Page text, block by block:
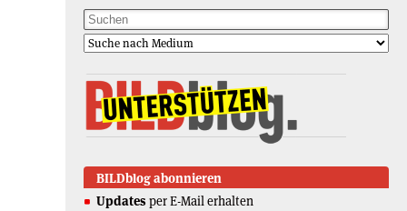
BILDblog abonnieren
Updates per E-Mail erhalten